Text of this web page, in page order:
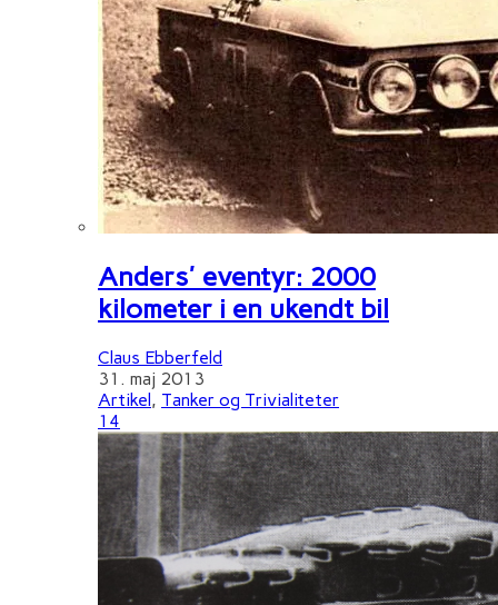
Anders' eventyr: 2000
kilometer i en ukendt bil
Claus Ebberfeld
31. maj 2013
Artikel , Tanker og Trivialiteter
14